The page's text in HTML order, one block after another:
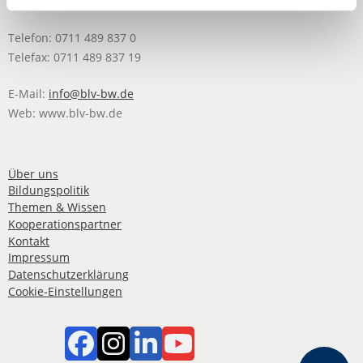
Telefon: 0711 489 837 0
Telefax: 0711 489 837 19
E-Mail: info@blv-bw.de
Web: www.blv-bw.de
Über uns
Bildungspolitik
Themen & Wissen
Kooperationspartner
Kontakt
Impressum
Datenschutzerklärung
Cookie-Einstellungen